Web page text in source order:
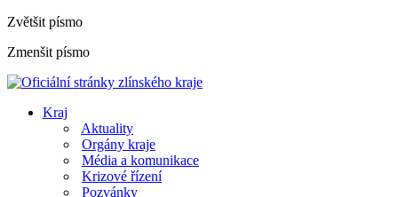
Zvětšit písmo
Zmenšit písmo
Kraj
Aktuality
Orgány kraje
Média a komunikace
Krizové řízení
Pozvánky